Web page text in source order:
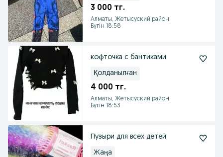
3 000 тг.
Алматы, Жетысуский район
Бүгін 18:58
кофточка с бантиками
Қолданылған
4 000 тг.
Алматы, Жетысуский район
Бүгін 18:53
Пузыри для всех детей
Жаңа